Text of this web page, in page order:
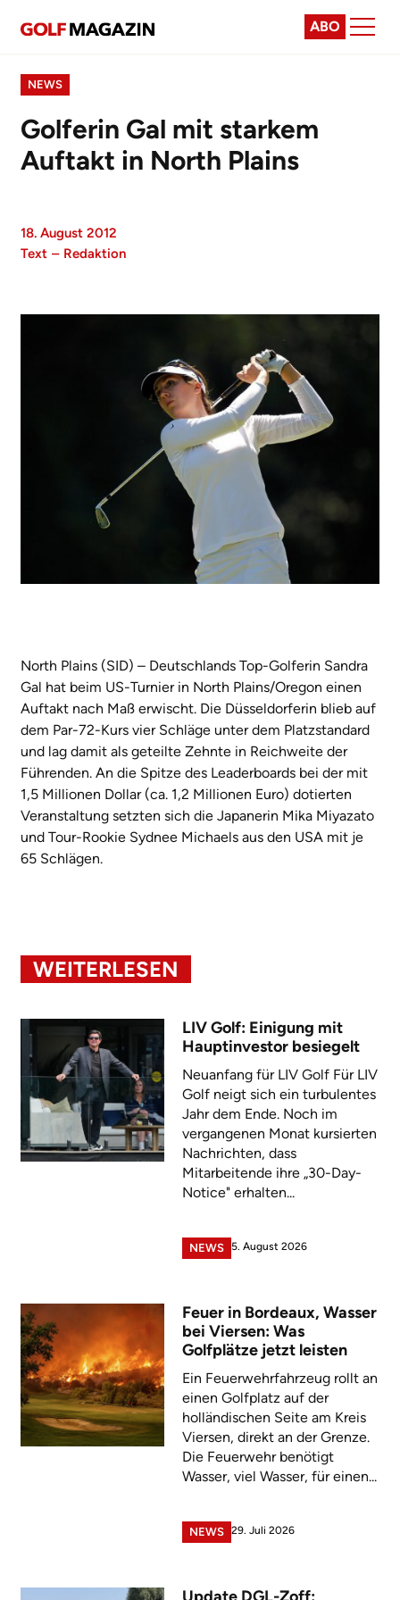
ABO
NEWS
Golferin Gal mit starkem
Auftakt in North Plains
18. August 2012
Text – Redaktion
North Plains (SID) – Deutschlands Top-Golferin Sandra
Gal hat beim US-Turnier in North Plains/Oregon einen
Auftakt nach Maß erwischt. Die Düsseldorferin blieb auf
dem Par-72-Kurs vier Schläge unter dem Platzstandard
und lag damit als geteilte Zehnte in Reichweite der
Führenden. An die Spitze des Leaderboards bei der mit
1,5 Millionen Dollar (ca. 1,2 Millionen Euro) dotierten
Veranstaltung setzten sich die Japanerin Mika Miyazato
und Tour-Rookie Sydnee Michaels aus den USA mit je
65 Schlägen.
WEITERLESEN
LIV Golf: Einigung mit
Hauptinvestor besiegelt
Neuanfang für LIV Golf Für LIV
Golf neigt sich ein turbulentes
Jahr dem Ende. Noch im
vergangenen Monat kursierten
Nachrichten, dass
Mitarbeitende ihre „30-Day-
Notice" erhalten...
NEWS 5. August 2026
Feuer in Bordeaux, Wasser
bei Viersen: Was
Golfplätze jetzt leisten
Ein Feuerwehrfahrzeug rollt an
einen Golfplatz auf der
holländischen Seite am Kreis
Viersen, direkt an der Grenze.
Die Feuerwehr benötigt
Wasser, viel Wasser, für einen...
NEWS 29. Juli 2026
Update DGL-Zoff: